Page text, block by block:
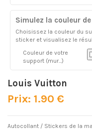
Simulez la couleur
Choisissez la couleur du
sticker et visualisez le
Couleur de votre
support (mur...)
Louis Vuitton
Prix: 1.90 €
Autocollant / Stickers de la